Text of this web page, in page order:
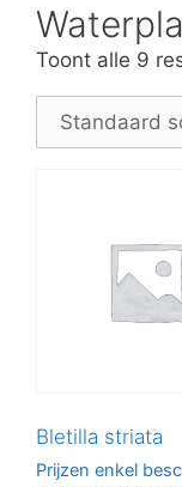
Toont alle 9
Bletilla striata
Prijzen enkel